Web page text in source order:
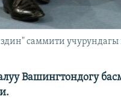
саммити
Вашингтондогу